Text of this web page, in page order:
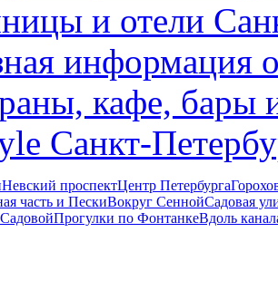
и отели
информация
кафе, бары
Санкт-
Невский проспектЦентр Петербурга
часть и ПескиВокруг СеннойСадовая
Прогулки по ФонтанкеВдоль